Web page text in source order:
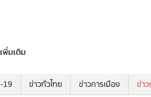
เพิ่มเติม
19 ข่าวทั่วไทย ข่าวการเมือง ข่า